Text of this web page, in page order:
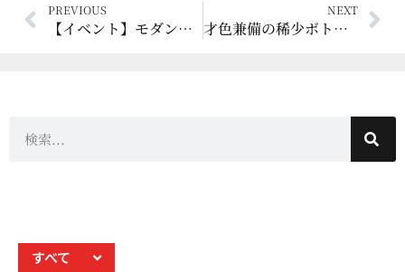
PREVIOUS
【イベント】モダンモルトウイスキーマーケット2017に参加します！
NEXT
才色兼備の稀少ボトル再入荷！
すべて